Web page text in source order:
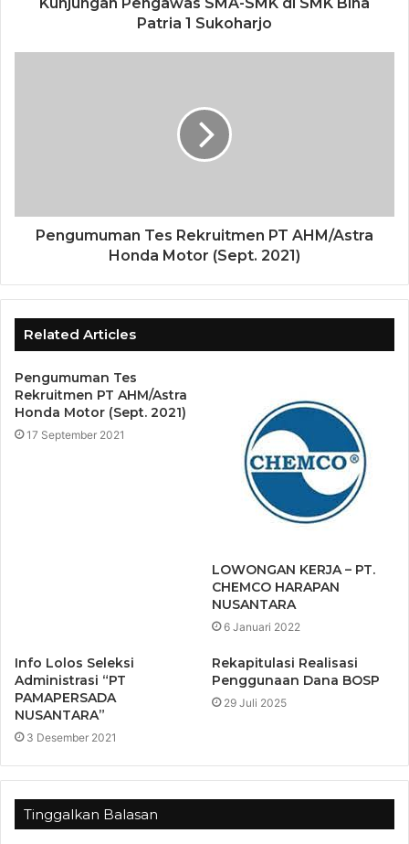
Patria 1 Sukoharjo
Pengumuman Tes Rekruitmen PT AHM/Astra
Honda Motor (Sept. 2021)
Related Articles
Pengumuman Tes
Rekruitmen PT AHM/Astra
Honda Motor (Sept. 2021)
17 September 2021
LOWONGAN KERJA – PT.
CHEMCO HARAPAN
NUSANTARA
6 Januari 2022
Info Lolos Seleksi
Administrasi “PT
PAMAPERSADA
NUSANTARA”
3 Desember 2021
Rekapitulasi Realisasi
Penggunaan Dana BOSP
29 Juli 2025
Tinggalkan Balasan